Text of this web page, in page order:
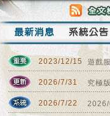
2023/12/15 遊戲
2026/7/31 究極
2026/7/22 2026/